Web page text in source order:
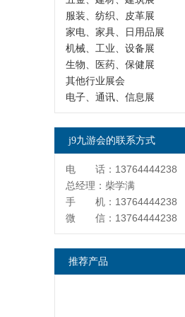
服装、纺织、皮革展
家电、家具、日用品展
机械、工业、设备展
生物、医药、保健展
其他行业展会
电子、通讯、信息展
j9九游会的联系方式
电 话：13764444238
总经理：柴学满
手 机：13764444238
微 信：13764444238
推荐产品